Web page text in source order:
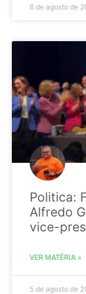
6 de agosto de
Politica:
Alfredo
vice-
VER MATÉRIA »
5 de agosto de